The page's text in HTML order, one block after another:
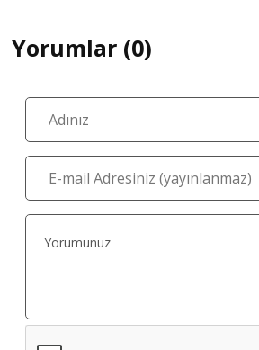
Yorumlar (0)